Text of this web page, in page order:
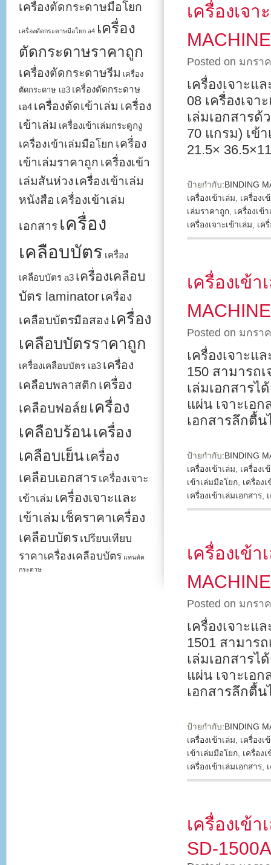
เครื่องเจ
Posted on มกรา
เครื่องเจาะแ
08 เครื่องเจา
เล่มเอกสารด้
70 แกรม) เข้
21.5×
ป้ายกำกับ: BINDING
เครื่องเข้าเล่ม, เครื่องเ
เล่มราคาถูก, เครื่องเข้
เครื่องเจาะเข้าเล่ม, เค
เครื่องเข้
Posted on มกรา
เครื่องเจาะแ
150 สามารถ
เล่มเอกสารไ
แผ่น เจาะเอ
เอกสารลึกตื้น
ป้ายกำกับ: BINDING
เครื่องเข้าเล่ม, เครื่องเ
เข้าเล่มมือโยก, เครื่อง
เครื่องเข้าเล่มเอกสาร,
เครื่องเข้
Posted on มกรา
เครื่องเจาะแ
1501 สามาร
เล่มเอกสารไ
แผ่น เจาะเอ
เอกสารลึกตื้น
ป้ายกำกับ: BINDING
เครื่องเข้าเล่ม, เครื่องเ
เข้าเล่มมือโยก, เครื่อง
เครื่องเข้าเล่มเอกสาร,
เครื่องเข้
SD-
เครื่องตัดกระดาษมือโยก
เครื่องตัดกระดาษมือโยก a4 เครื่อง
ตัดกระดาษราคาถูก
เครื่องตัดกระดาษรีม เครื่อง
ตัดกระดาษ เอ3 เครื่องตัดกระดาษ
เอ4 เครื่องตัดเข้าเล่ม เครื่อง
เข้าเล่ม เครื่องเข้าเล่มกระดูกงู
เครื่องเข้าเล่มมือโยก เครื่อง
เข้าเล่มราคาถูก เครื่องเข้า
เล่มสันห่วง เครื่องเข้าเล่ม
หนังสือ เครื่องเข้าเล่ม
เอกสาร เครื่อง
เคลือบบัตร เครื่อง
เคลือบบัตร a3 เครื่องเคลือบ
บัตร laminatorเครื่อง
เคลือบบัตรมือสอง เครื่อง
เคลือบบัตรราคาถูก
เครื่องเคลือบบัตร เอ3 เครื่อง
เคลือบพลาสติก เครื่อง
เคลือบฟอล์ย เครื่อง
เคลือบร้อน เครื่อง
เคลือบเย็น เครื่อง
เคลือบเอกสาร เครื่องเจาะ
เข้าเล่ม เครื่องเจาะและ
เข้าเล่ม เช็คราคาเครื่อง
เคลือบบัตร เปรียบเทียบ
ราคาเครื่องเคลือบบัตร แท่นตัด
กระดาษ